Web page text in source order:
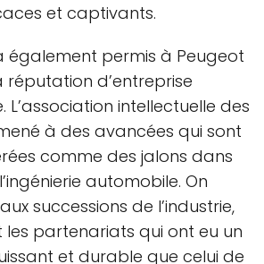
et captivants.
également permis à Peugeot
d’entreprise
intellectuelle des
à des avancées qui sont
comme des jalons dans
automobile. On
successions de l’industrie,
les partenariats qui ont eu un
et durable que celui de